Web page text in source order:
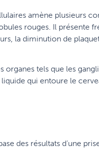
amène plusieurs
rouges. Il présente
la diminution de
organes tels que les
qui entoure le
des résultats d’une